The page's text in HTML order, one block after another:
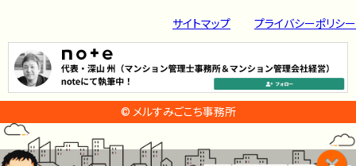
サイトマップ プライバシーポリシー
© メルすみごこち事務所